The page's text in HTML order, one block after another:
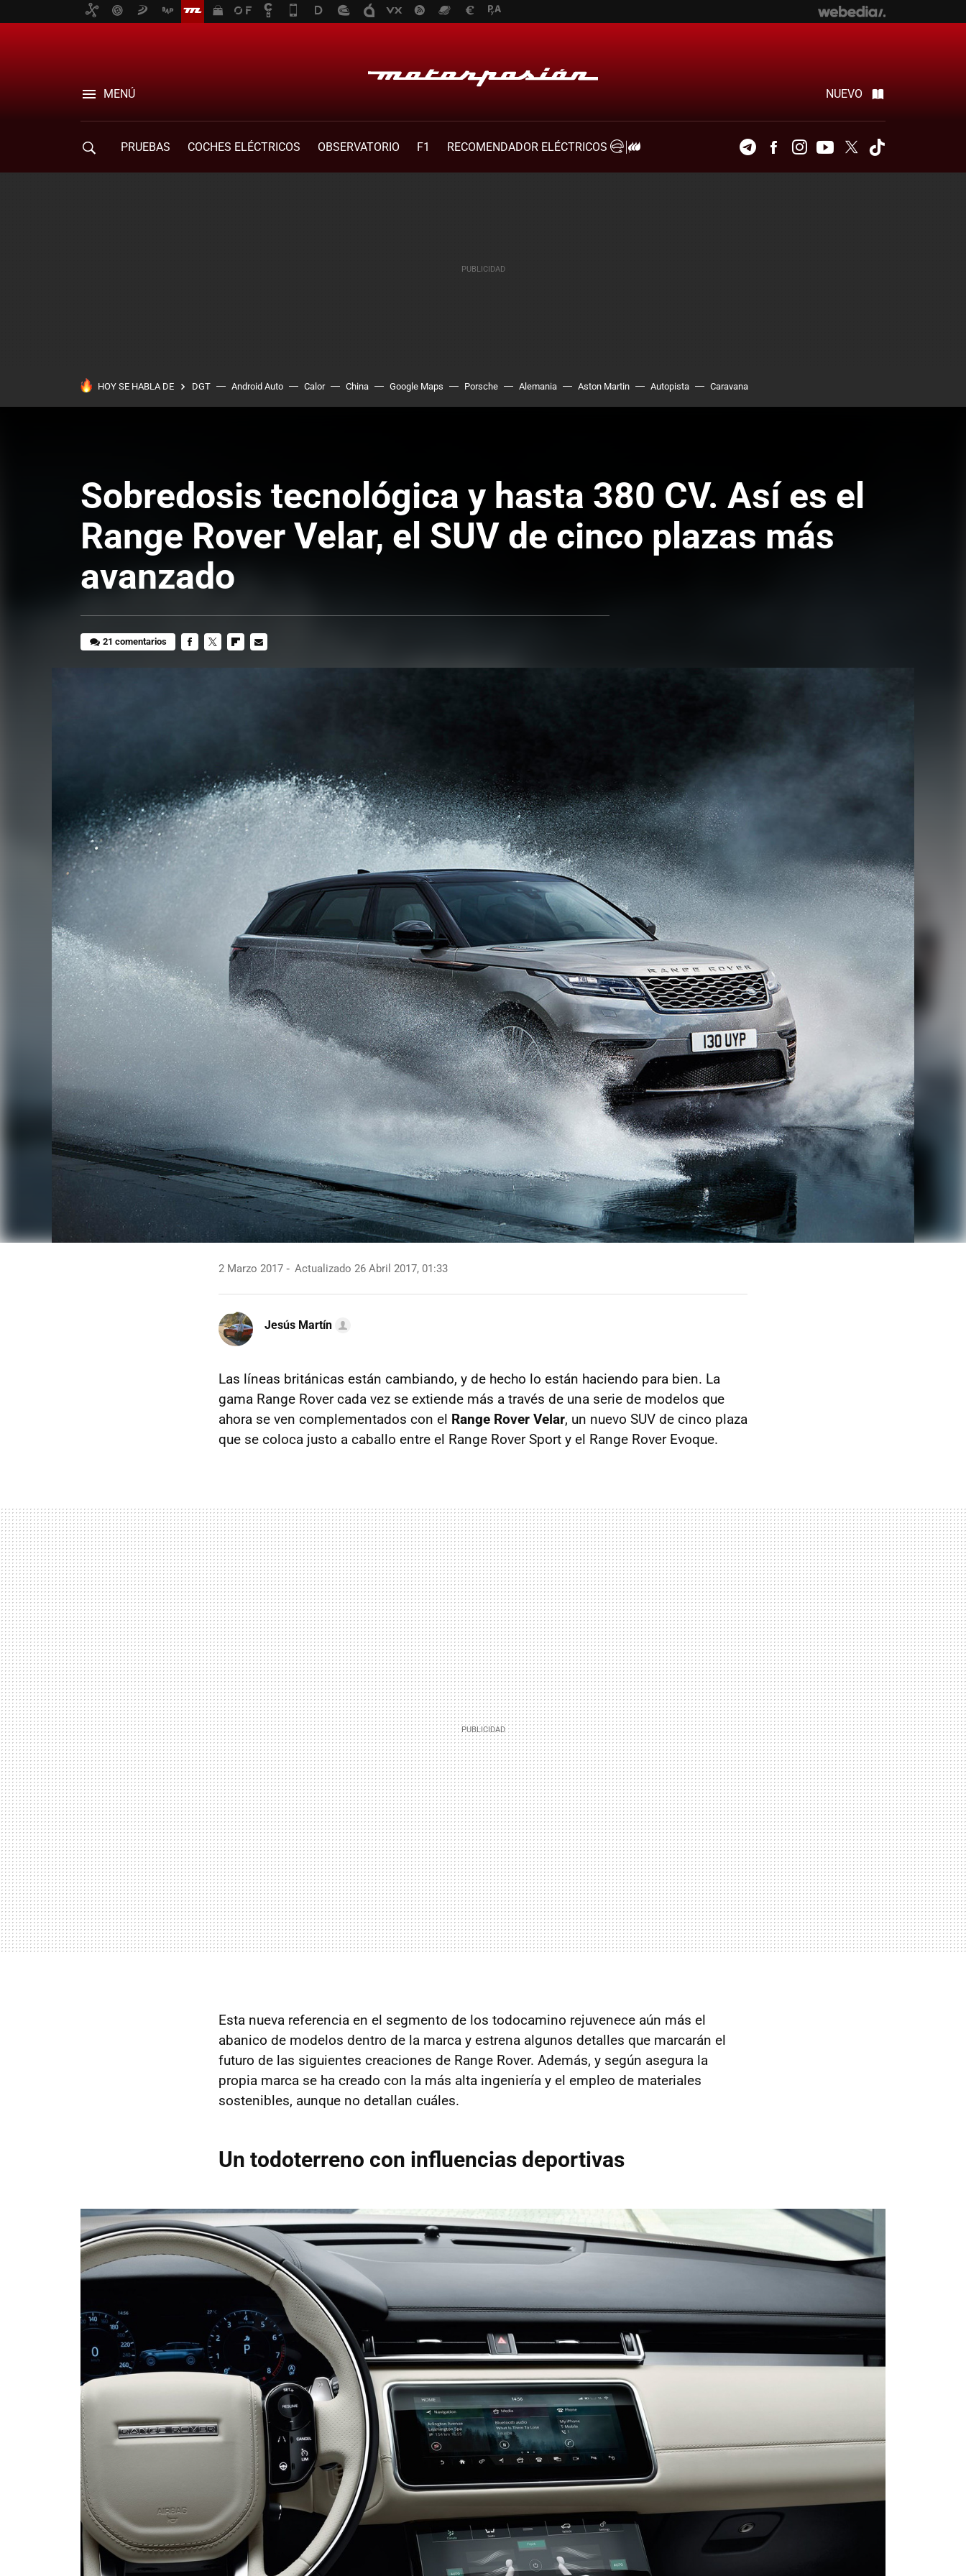
MENÚ NUEVO
PRUEBAS COCHES ELÉCTRICOS OBSERVATORIO F1
RECOMENDADOR ELÉCTRICOS
TelegramFacebookInstagramYoutubeTwitter
HOY SE HABLA DE DGT Android Auto Calor China Google Maps Porsche Alemania Aston Martin Autopista Caravana
Sobredosis tecnológica y hasta 380 CV. Así es el
Range Rover Velar, el SUV de cinco plazas más
avanzado
21 comentarios
2 Marzo 2017 Actualizado 26 Abril 2017, 01:33
Jesús Martín
Las líneas británicas están cambiando, y de hecho lo están haciendo para bien. La
gama Range Rover cada vez se extiende más a través de una serie de modelos que
ahora se ven complementados con el Range Rover Velar, un nuevo SUV de cinco plaza
que se coloca justo a caballo entre el Range Rover Sport y el Range Rover Evoque.
Esta nueva referencia en el segmento de los todocamino rejuvenece aún más el
abanico de modelos dentro de la marca y estrena algunos detalles que marcarán el
futuro de las siguientes creaciones de Range Rover. Además, y según asegura la
propia marca se ha creado con la más alta ingeniería y el empleo de materiales
sostenibles, aunque no detallan cuáles.
Un todoterreno con influencias deportivas